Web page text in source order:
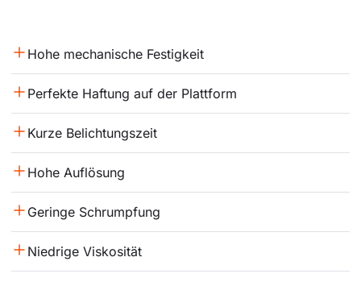
Hohe mechanische Festigkeit
Perfekte Haftung auf der Plattform
Kurze Belichtungszeit
Hohe Auflösung
Geringe Schrumpfung
Niedrige Viskosität